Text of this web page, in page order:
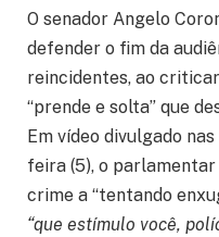
O senador Angelo
defender o fim da
reincidentes, ao
“prende e solta” que
Em vídeo divulgado
feira (5), o
crime a “tentando
“que estímulo você,